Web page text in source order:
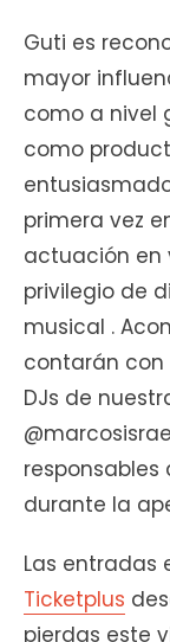
Guti es
mayor
como a nivel
como
primera vez
actuación en
privilegio de
musical .
contarán
DJs de
durante la
Las entradas
Ticketplus
pierdas este